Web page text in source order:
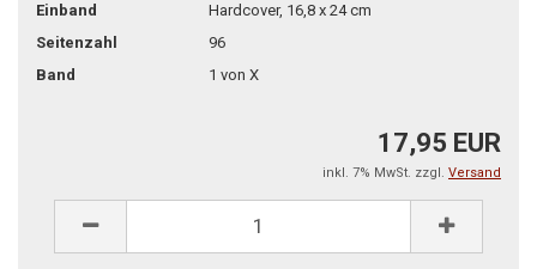
Einband
Hardcover, 16,8 x 24 cm
Seitenzahl
96
Band
1 von X
17,95 EUR
inkl. 7% MwSt. zzgl. Versand